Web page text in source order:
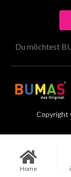
Du möchtest
Copyright
Home